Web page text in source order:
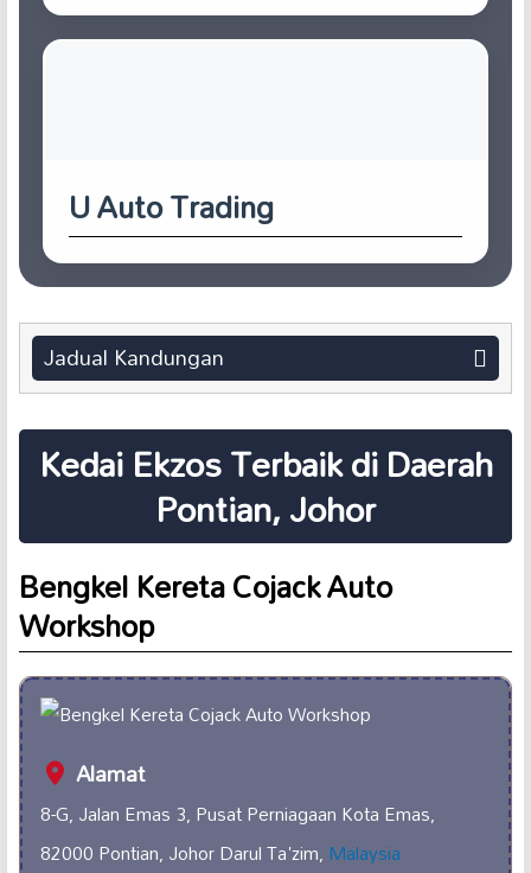
U Auto Trading
Jadual Kandungan
Kedai Ekzos Terbaik di Daerah
Pontian, Johor
Bengkel Kereta Cojack Auto
Workshop
Alamat
8-G, Jalan Emas 3, Pusat Perniagaan Kota Emas,
82000 Pontian, Johor Darul Ta'zim,Malaysia